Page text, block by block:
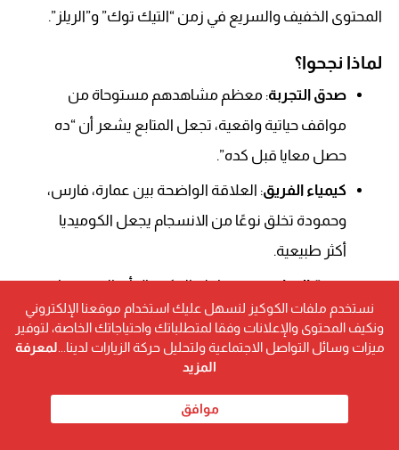
المحتوى الخفيف والسريع في زمن “التيك توك” و”الريلز”.
لماذا نجحوا؟
صدق التجربة: معظم مشاهدهم مستوحاة من
مواقف حياتية واقعية، تجعل المتابع يشعر أن “ده
حصل معايا قبل كده”.
كيمياء الفريق: العلاقة الواضحة بين عمارة، فارس،
وحمودة تخلق نوعًا من الانسجام يجعل الكوميديا
أكثر طبيعية.
جودة الإنتاج: رغم بساطة الفكرة، إلا أن الفيديوهات
تتميز بإخراج ذكي ومونتاج سريع يلائم طبيعة المنصات
الحديثة.
حضورهم الرقمي
نستخدم ملفات الكوكيز لنسهل عليك استخدام موقعنا الإلكتروني
ونكيف المحتوى والإعلانات وفقا لمتطلباتك واحتياجاتك الخاصة، لتوفير
ميزات وسائل التواصل الاجتماعية ولتحليل حركة الزيارات لدينا... لمعرفة
المزيد
موافق